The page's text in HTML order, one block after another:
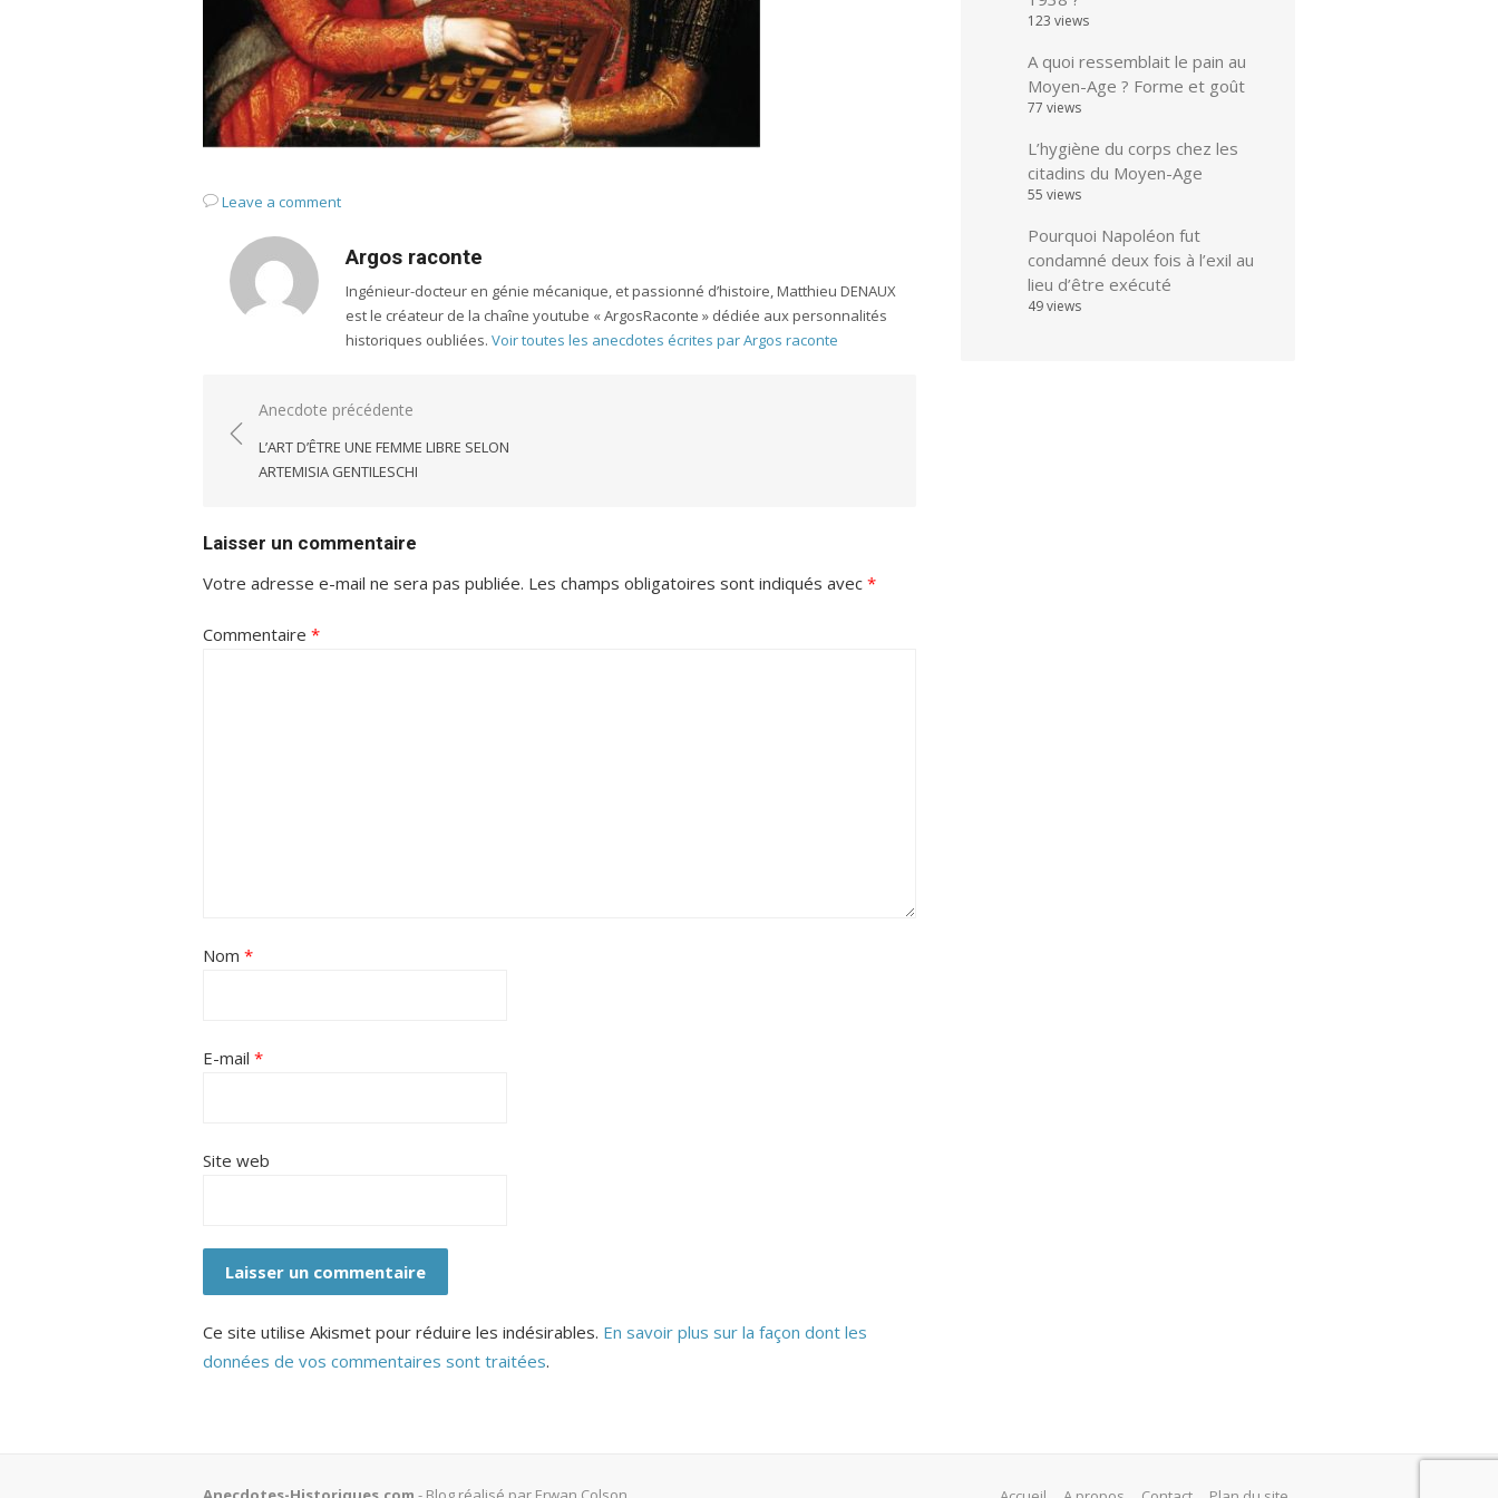
Leave a comment
Argos raconte
Ingénieur-docteur en génie mécanique, et passionné d’histoire, Matthieu DENAUX
est le créateur de la chaîne youtube « ArgosRaconte » dédiée aux personnalités
historiques oubliées. Voir toutes les anecdotes écrites par Argos raconte
Navigation
de
l’article
Anecdote précédente
L’ART D’ÊTRE UNE FEMME LIBRE SELON
ARTEMISIA GENTILESCHI
Laisser un commentaire
Votre adresse e-mail ne sera pas publiée. Les champs obligatoires sont indiqués avec *
Commentaire *
Nom *
E-mail *
Site web
Ce site utilise Akismet pour réduire les indésirables. En savoir plus sur la façon dont les
données de vos commentaires sont traitées.
123 views
A quoi ressemblait le pain au
Moyen-Age ? Forme et goût
77 views
L’hygiène du corps chez les
citadins du Moyen-Age
55 views
Pourquoi Napoléon fut
condamné deux fois à l’exil au
lieu d’être exécuté
49 views